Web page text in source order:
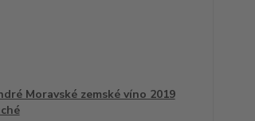
Moravské zemské víno 2019